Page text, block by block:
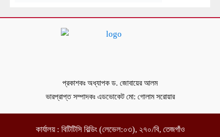
প্রকাশকঃ অধ্যাপক ড. জোবায়ের আলম
ভারপ্রাপ্ত সম্পাদকঃ এডভোকেট মো: গোলাম সরোয়ার
কার্যালয় : বিটিটিসি বিল্ডিং (লেভেল:০৩), ২৭০/বি, তেজগাঁও